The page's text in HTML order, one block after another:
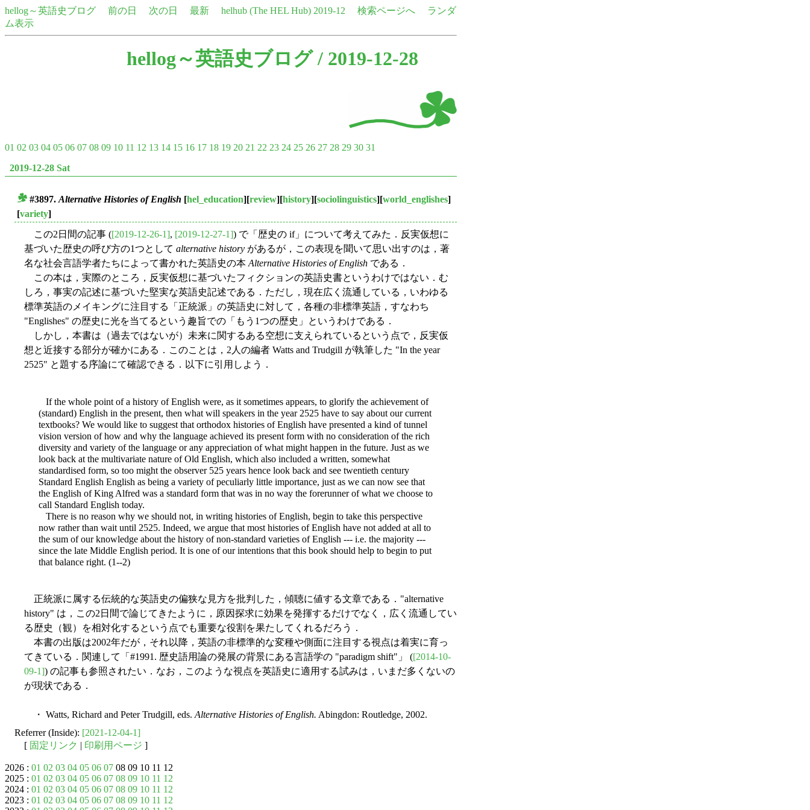
hellog～英語史ブログ 前の日 次の日 最新 helhub (The HEL Hub) 2019-12 検索ページへ
ランダ
ム表示
hellog～英語史ブログ/ 2019-12-28
01 02 03 04 05 06 07 08 09 10 11 12 13 14 15 16 17 18 19 20 21 22 23 24 25 26 27 28 29 30 31
2019-12-28 Sat
#3897. Alternative Histories of English [hel_education][review][history][sociolinguistics][world_englishes]
[variety]
この2日間の記事 ([2019-12-26-1], [2019-12-27-1]) で「歴史の if」について考えてみた．反実仮想に
基づいた歴史の呼び方の1つとして alternative history があるが，この表現を聞いて思い出すのは，著
名な社会言語学者たちによって書かれた英語史の本 Alternative Histories of English である．
この本は，実際のところ，反実仮想に基づいたフィクションの英語史書というわけではない．む
しろ，事実の記述に基づいた堅実な英語史記述である．ただし，現在広く流通している，いわゆる
標準英語のメイキングに注目する「正統派」の英語史に対して，各種の非標準英語，すなわち
"Englishes" の歴史に光を当てるという趣旨での「もう1つの歴史」というわけである．
しかし，本書は（過去ではないが）未来に関するある空想に支えられているという点で，反実仮
想と近接する部分が確かにある．このことは，2人の編者 Watts and Trudgill が執筆した "In the year
2525" と題する序論にて確認できる．以下に引用しよう．
If the whole point of a history of English were, as it sometimes appears, to glorify the achievement of
(standard) English in the present, then what will speakers in the year 2525 have to say about our current
textbooks? We would like to suggest that orthodox histories of English have presented a kind of tunnel
vision version of how and why the language achieved its present form with no consideration of the rich
diversity and variety of the language or any appreciation of what might happen in the future. Just as we
look back at the multivariate nature of Old English, which also included a written, somewhat
standardised form, so too might the observer 525 years hence look back and see twentieth century
Standard English English as being a variety of peculiarly little importance, just as we can now see that
the English of King Alfred was a standard form that was in no way the forerunner of what we choose to
call Standard English today.
There is no reason why we should not, in writing histories of English, begin to take this perspective
now rather than wait until 2525. Indeed, we argue that most histories of English have not added at all to
the sum of our knowledge about the history of non-standard varieties of English --- i.e. the majority ---
since the late Middle English period. It is one of our intentions that this book should help to begin to put
that balance right. (1--2)
正統派に属する伝統的な英語史の偏狭な見方を批判した，傾聴に値する文章である．"alternative
history" は，この2日間で論じてきたように，原因探求に効果を発揮するだけでなく，広く流通してい
る歴史（観）を相対化するという点でも重要な役割を果たしてくれるだろう．
本書の出版は2002年だが，それ以降，英語の非標準的な変種や側面に注目する視点は着実に育っ
てきている．関連して「#1991. 歴史語用論の発展の背景にある言語学の "paradigm shift"」 ([2014-10-
09-1]) の記事も参照されたい．なお，このような視点を英語史に適用する試みは，いまだ多くないの
が現状である．
・ Watts, Richard and Peter Trudgill, eds. Alternative Histories of English. Abingdon: Routledge, 2002.
Referrer (Inside): [2021-12-04-1]
[ 固定リンク | 印刷用ページ ]
2026 : 01 02 03 04 05 06 07 08 09 10 11 12
2025 : 01 02 03 04 05 06 07 08 09 10 11 12
2024 : 01 02 03 04 05 06 07 08 09 10 11 12
2023 : 01 02 03 04 05 06 07 08 09 10 11 12